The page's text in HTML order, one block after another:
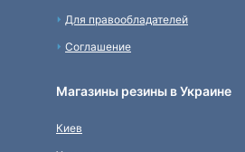
Для правообладателей
Соглашение
Магазины резины в Украине
Киев